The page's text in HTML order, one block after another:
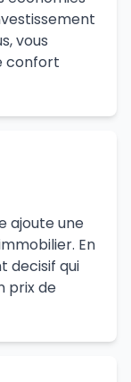
vous
confort
ajoute une
En
decisif qui
prix de